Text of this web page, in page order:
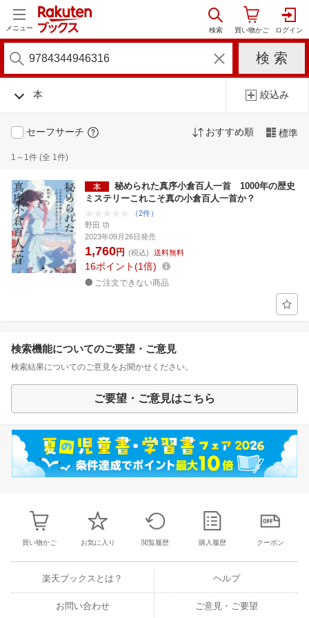
メニュー
本 絞込み
セーフサーチ おすすめ順 標準
1～1件 (全 1件)
秘められた真序小倉百人一首 1000年の歴史
ミステリーこれこそ真の小倉百人一首か？
（2件）
野田 功
2023年09月26日発売
1,760円 (税込) 送料無料
16ポイント 1倍
ご注文できない商品
検索機能についてのご要望・ご意見
検索結果についてのご意見をお聞かせください。
ご要望・ご意見はこちら
買い物かご お気に入り 閲覧履歴 購入履歴 クーポン
楽天ブックスとは？ ヘルプ
お問い合わせ ご意見・ご要望